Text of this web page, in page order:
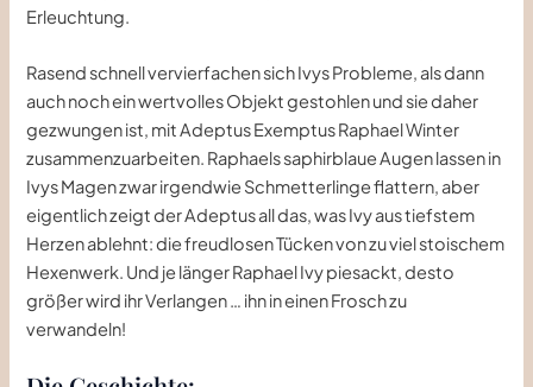
Erleuchtung.
Rasend schnell vervierfachen sich Ivys Probleme, als dann
auch noch ein wertvolles Objekt gestohlen und sie daher
gezwungen ist, mit Adeptus Exemptus Raphael Winter
zusammenzuarbeiten. Raphaels saphirblaue Augen lassen in
Ivys Magen zwar irgendwie Schmetterlinge flattern, aber
eigentlich zeigt der Adeptus all das, was Ivy aus tiefstem
Herzen ablehnt: die freudlosen Tücken von zu viel stoischem
Hexenwerk. Und je länger Raphael Ivy piesackt, desto
größer wird ihr Verlangen … ihn in einen Frosch zu
verwandeln!